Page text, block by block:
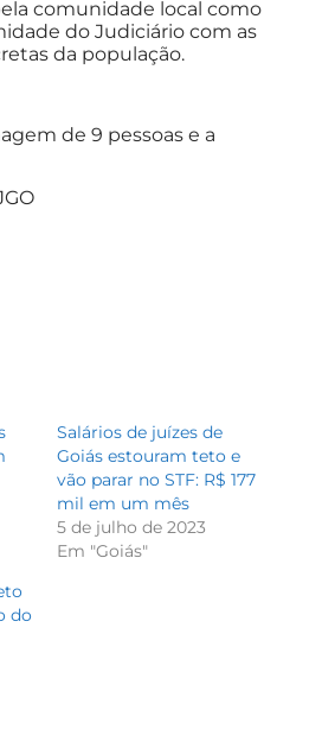
comunidade local como
do Judiciário com as
da população.
Salários de juízes de
Goiás estouram teto e
vão parar no STF: R$ 177
mil em um mês
5 de julho de 2023
Em "Goiás"
do